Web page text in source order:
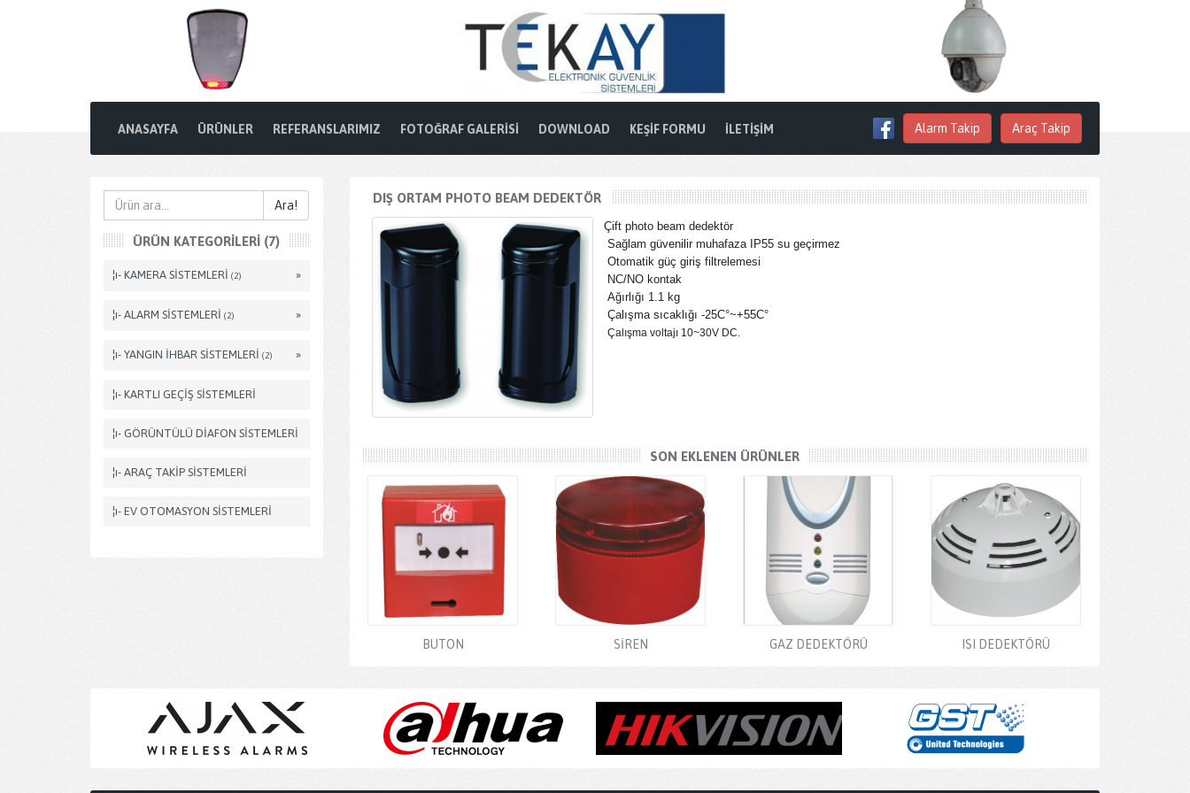
ANASAYFA ÜRÜNLER REFERANSLARIMIZ FOTOĞRAF GALERISI DOWNLOAD KEŞIF FORMU İLETIŞIM Alarm Takip Araç Takip
Ara!
ÜRÜN KATEGORILERI (7)
¦ı- KAMERA SİSTEMLERİ (2) »
¦ı- ALARM SİSTEMLERİ (2) »
¦ı- YANGIN İHBAR SİSTEMLERİ (2) »
¦ı- KARTLI GEÇİŞ SİSTEMLERİ
¦ı- GÖRÜNTÜLÜ DİAFON SİSTEMLERİ
¦ı- ARAÇ TAKİP SİSTEMLERİ
¦ı- EV OTOMASYON SİSTEMLERİ
DIŞ ORTAM PHOTO BEAM DEDEKTÖR
Çift photo beam dedektör
Sağlam güvenilir muhafaza IP55 su geçirmez
Otomatik güç giriş filtrelemesi
NC/NO kontak
Ağırlığı 1.1 kg
Çalışma sıcaklığı -25C°~+55C°
Çalışma voltajı 10~30V DC.
SON EKLENEN ÜRÜNLER
BUTON SİREN GAZ DEDEKTÖRÜ ISI DEDEKTÖRÜ